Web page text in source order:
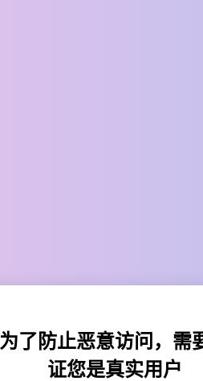
为了防止恶意访问，需
证您是真实用户